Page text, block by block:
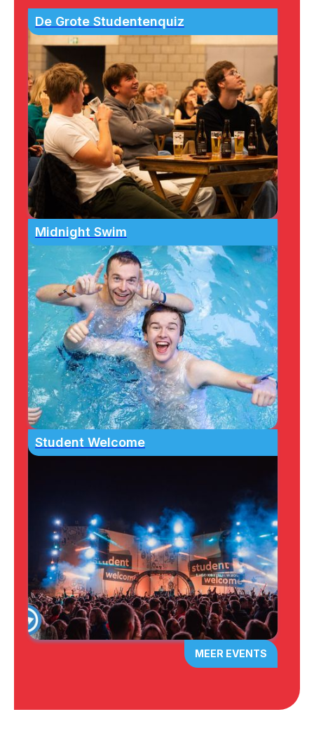
De Grote Studentenquiz
Midnight Swim
Student Welcome
MEER EVENTS